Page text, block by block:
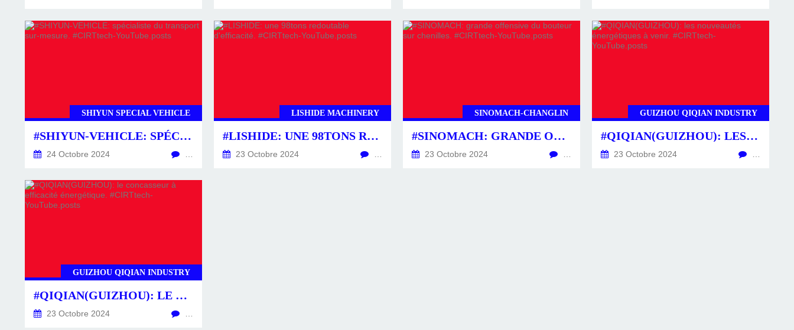
SHIYUN SPECIAL VEHICLE
#SHIYUN-VEHICLE: SPÉCIALISTE DU TRANSPORT SUR-MESURE. #CIRTTECH-YOUTUBE.POSTS
24 Octobre 2024
LISHIDE MACHINERY
#LISHIDE: UNE 98TONS REDOUTABLE D'EFFICACITÉ. #CIRTTECH-YOUTUBE.POSTS
23 Octobre 2024
SINOMACH-CHANGLIN
#SINOMACH: GRANDE OFFENSIVE DU BOUTEUR SUR CHENILLES. #CIRTTECH-YOUTUBE.POSTS
23 Octobre 2024
GUIZHOU QIQIAN INDUSTRY
#QIQIAN(GUIZHOU): LES NOUVEAUTÉS ÉNERGÉTIQUES À VENIR. #CIRTTECH-YOUTUBE.POSTS
23 Octobre 2024
GUIZHOU QIQIAN INDUSTRY
#QIQIAN(GUIZHOU): LE CONCASSEUR À EFFICACITÉ ÉNERGÉTIQUE. #CIRTTECH-YOUTUBE.POSTS
23 Octobre 2024